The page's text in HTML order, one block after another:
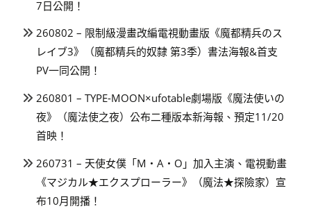
7日公開！
260802 – 限制級漫畫改編電視動畫版《魔都精兵のス
レイブ3》（魔都精兵的奴隸 第3季）書法海報&首支
PV一同公開！
260801 – TYPE-MOON×ufotable劇場版《魔法使いの
夜》（魔法使之夜）公布二種版本新海報、預定11/20
首映！
260731 – 天使女僕「M・A・O」加入主演、電視動畫
《マジカル★エクスプローラー》（魔法★探險家）宣
布10月開播！